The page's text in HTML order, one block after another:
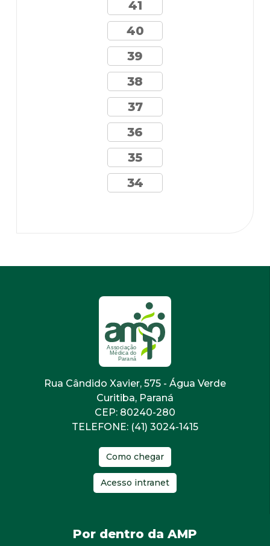
41
40
39
38
37
36
35
34
Rua Cândido Xavier, 575 - Água Verde
Curitiba, Paraná
CEP: 80240-280
TELEFONE: (41) 3024-1415
Como chegar
Acesso intranet
Por dentro da AMP